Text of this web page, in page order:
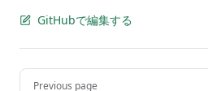
GitHubで編集する
Pager
Previous page